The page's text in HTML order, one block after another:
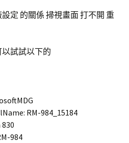
定 的關係 掃視畫面 打不開 重
試試以下的
RM-984_15184
984